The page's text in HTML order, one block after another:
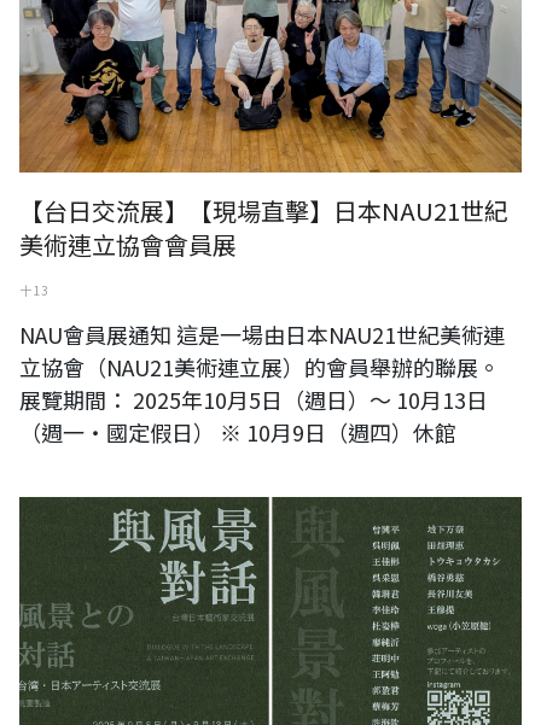
【台日交流展】【現場直擊】日本NAU21世紀
美術連立協會會員展
十 13
NAU會員展通知 這是一場由日本NAU21世紀美術連
立協會（NAU21美術連立展）的會員舉辦的聯展。
展覽期間： 2025年10月5日（週日）～ 10月13日
（週一・國定假日） ※ 10月9日（週四）休館
【預告】《與風景對話》台灣日本藝術家交流展【日本站】